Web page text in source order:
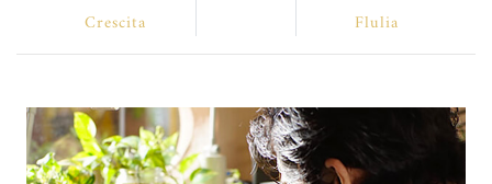
Crescita Flulia